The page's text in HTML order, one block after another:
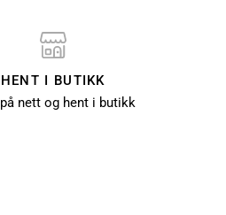
HENT I BUTIKK
nett og hent i butikk